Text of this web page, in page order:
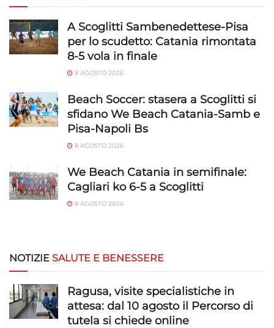
A Scoglitti Sambenedettese-Pisa
per lo scudetto: Catania rimontata
8-5 vola in finale
8 AGOSTO 2026
Beach Soccer: stasera a Scoglitti si
sfidano We Beach Catania-Samb e
Pisa-Napoli Bs
8 AGOSTO 2026
We Beach Catania in semifinale:
Cagliari ko 6-5 a Scoglitti
8 AGOSTO 2026
NOTIZIE SALUTE E BENESSERE
Ragusa, visite specialistiche in
attesa: dal 10 agosto il Percorso di
tutela si chiede online